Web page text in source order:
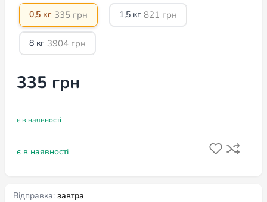
0,5 кг 335 грн 1,5 кг 821 грн
8 кг 3904 грн
є в наявності
335 грн
є в наявності
Відправка: завтра